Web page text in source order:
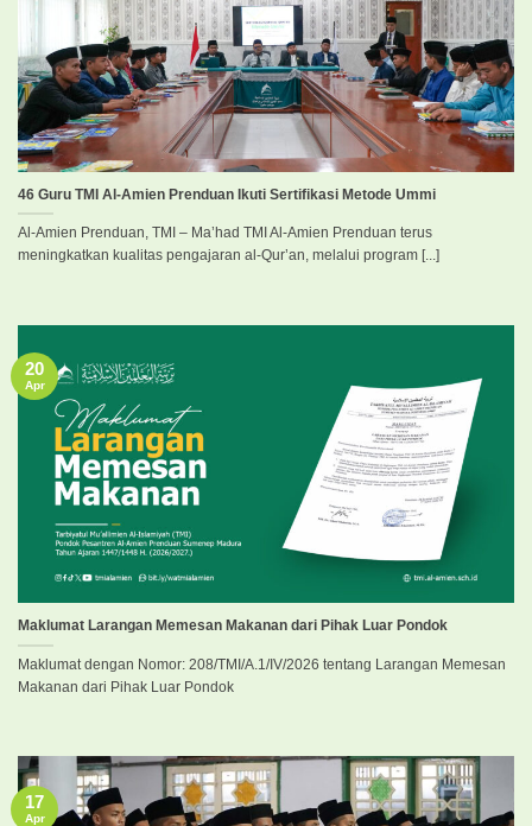
46 Guru TMI Al-Amien Prenduan Ikuti Sertifikasi Metode Ummi
Al-Amien Prenduan, TMI – Ma’had TMI Al-Amien Prenduan terus
meningkatkan kualitas pengajaran al-Qur’an, melalui program [...]
Maklumat Larangan Memesan Makanan dari Pihak Luar Pondok
Maklumat dengan Nomor: 208/TMI/A.1/IV/2026 tentang Larangan Memesan
Makanan dari Pihak Luar Pondok
20
Apr
17
Apr